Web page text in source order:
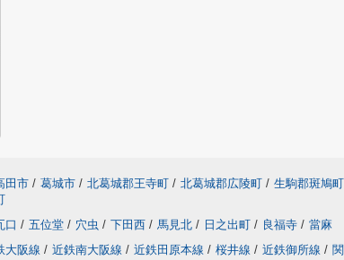
田市 / 葛城市 / 北葛城郡王寺町 / 北葛城郡広陵町 / 生駒郡斑鳩町
口 / 五位堂 / 穴虫 / 下田西 / 馬見北 / 日之出町 / 良福寺 / 當麻
大阪線 / 近鉄南大阪線 / 近鉄田原本線 / 桜井線 / 近鉄御所線 /